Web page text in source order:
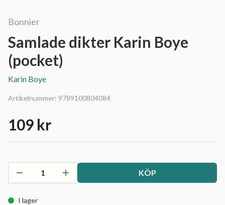
Bonnier
Samlade dikter Karin Boye
(pocket)
Karin Boye
Artikelnummer: 9789100804084
109 kr
KÖP
I lager